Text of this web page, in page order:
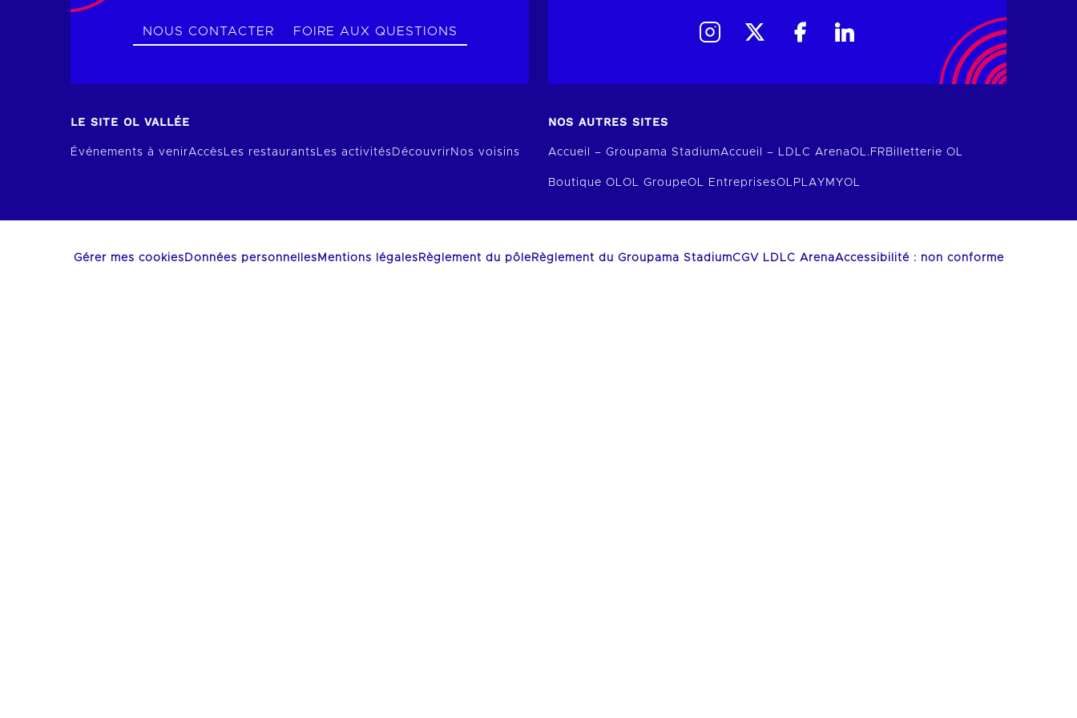
NOUS CONTACTER FOIRE AUX QUESTIONS
LE SITE OL VALLÉE
Événements à venirAccèsLes restaurantsLes activités Découvrir Nos voisins
NOS AUTRES SITES
Accueil – Groupama StadiumAccueil – LDLC ArenaOL.FR Billetterie OL
Boutique OLOL GroupeOL EntreprisesOLPLAY MYOL
Gérer mes cookies Données personnelles Mentions légales Règlement du pôleRèglement du Groupama StadiumCGV LDLC ArenaAccessibilité : non conforme